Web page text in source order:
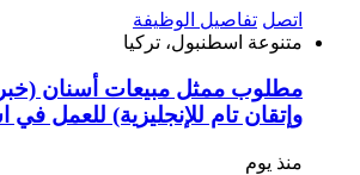
اتصل تفاصيل الوظيفة
متنوعة اسطنبول، تركيا
وإتقان تام للإنجليزية) للعمل
منذ يوم